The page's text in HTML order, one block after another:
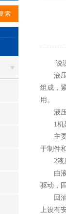
说
液压
组成，
用。
液压
1机
主要
于制件
2液
由液
驱动，
回油
上设有